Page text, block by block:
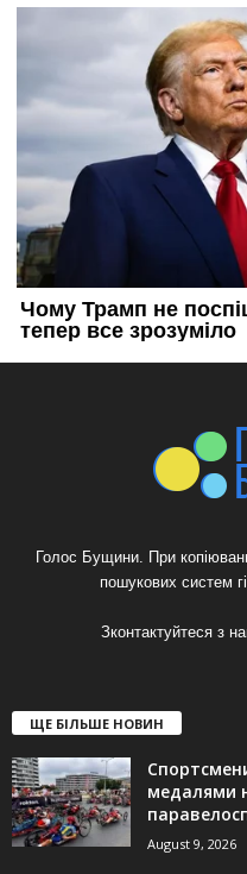
Голос Бущини. При
пошукових систем
Зконтактуйтеся з
ЩЕ БІЛЬШЕ НОВИН
медалями
August 9, 2026